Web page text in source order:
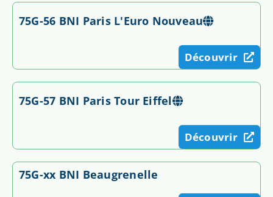
75G-56 BNI Paris L'Euro Nouveau
Découvrir
75G-57 BNI Paris Tour Eiffel
Découvrir
75G-xx BNI Beaugrenelle